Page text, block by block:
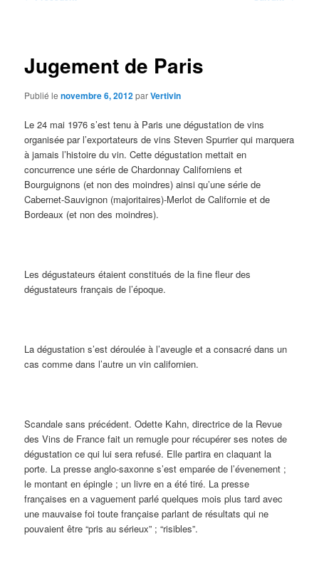
Jugement de Paris
Publié lenovembre 6, 2012parVertivin
Le 24 mai 1976 s’est tenu à Paris une dégustation de vins
organisée par l’exportateurs de vins Steven Spurrier qui marquera
à jamais l’histoire du vin. Cette dégustation mettait en
concurrence une série de Chardonnay Californiens et
Bourguignons (et non des moindres) ainsi qu’une série de
Cabernet-Sauvignon (majoritaires)-Merlot de Californie et de
Bordeaux (et non des moindres).
Les dégustateurs étaient constitués de la fine fleur des
dégustateurs français de l’époque.
La dégustation s’est déroulée à l’aveugle et a consacré dans un
cas comme dans l’autre un vin californien.
Scandale sans précédent. Odette Kahn, directrice de la Revue
des Vins de France fait un remugle pour récupérer ses notes de
dégustation ce qui lui sera refusé. Elle partira en claquant la
porte. La presse anglo-saxonne s’est emparée de l’évenement ;
le montant en épingle ; un livre en a été tiré. La presse
françaises en a vaguement parlé quelques mois plus tard avec
une mauvaise foi toute française parlant de résultats qui ne
pouvaient être “pris au sérieux” ; “risibles”.